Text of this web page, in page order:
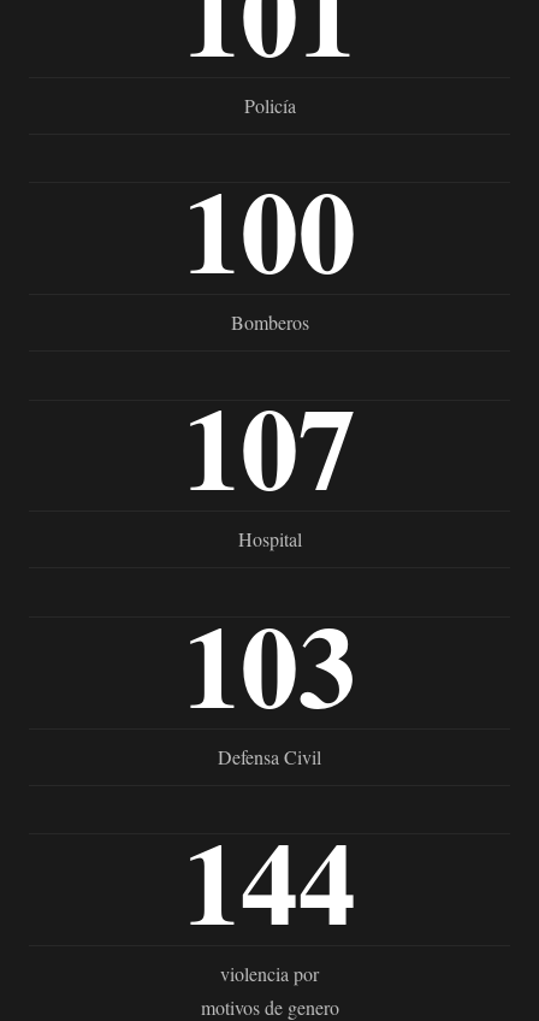
Policía
100
Bomberos
107
Hospital
103
Defensa Civil
144
violencia por
motivos de genero